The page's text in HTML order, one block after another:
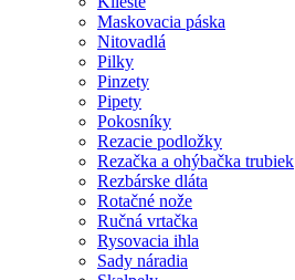
Maskovacia páska
Nitovadlá
Pilky
Pinzety
Pipety
Pokosníky
Rezacie podložky
Rezačka a ohýbačka trubiek
Rezbárske dláta
Rotačné nože
Ručná vrtačka
Rysovacia ihla
Sady náradia